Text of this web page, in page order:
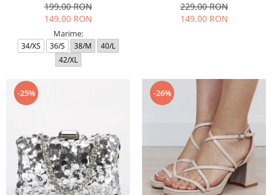
199,00 RON
149,00 RON
Marime:
34/XS 36/S 38/M
40/L
42/XL
229,00 RON
149,00 RON
-25% -26%